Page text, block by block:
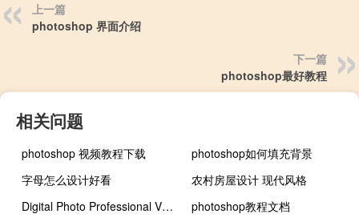
上一篇
photoshop 界面介绍
下一篇
photoshop最好教程
相关问题
photoshop 视频教程下载
photoshop如何填充背景
字母怎么设计好看
农村房屋设计 现代风格
Digital Photo Professional V4.5.20 官方版（Digital Photo Professional V4.5.20 官方版功能简介）
photoshop教程文档